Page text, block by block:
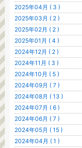
2025年04月 ( 3 )
2025年03月 ( 2 )
2025年02月 ( 2 )
2025年01月 ( 4 )
2024年12月 ( 2 )
2024年11月 ( 3 )
2024年10月 ( 5 )
2024年09月 ( 7 )
2024年08月 ( 13 )
2024年07月 ( 6 )
2024年06月 ( 7 )
2024年05月 ( 15 )
2024年04月 ( 1 )